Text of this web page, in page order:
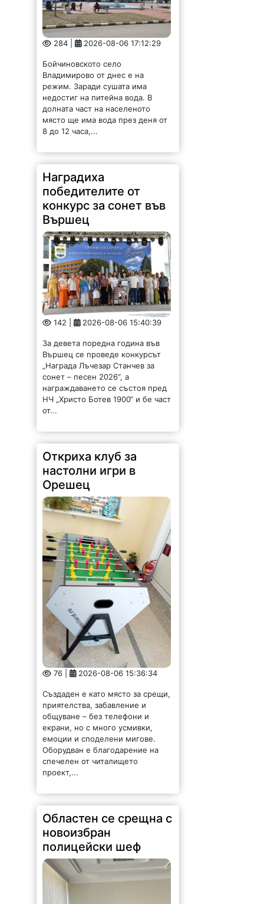
284 | 2026-08-06 17:12:29
Бойчиновското село
Владимирово от днес е на
режим. Заради сушата има
недостиг на питейна вода. В
долната част на населеното
място ще има вода през деня от
8 до 12 часа,...
Наградиха
победителите от
конкурс за сонет във
Вършец
142 | 2026-08-06 15:40:39
За девета поредна година във
Вършец се проведе конкурсът
„Награда Лъчезар Станчев за
сонет – песен 2026“, а
награждаването се състоя пред
НЧ „Христо Ботев 1900“ и бе част
от...
Откриха клуб за
настолни игри в
Орешец
76 | 2026-08-06 15:36:34
Създаден е като място за срещи,
приятелства, забавление и
общуване – без телефони и
екрани, но с много усмивки,
емоции и споделени мигове.
Оборудван е благодарение на
спечелен от читалището
проект,...
Областен се срещна с
новоизбран
полицейски шеф